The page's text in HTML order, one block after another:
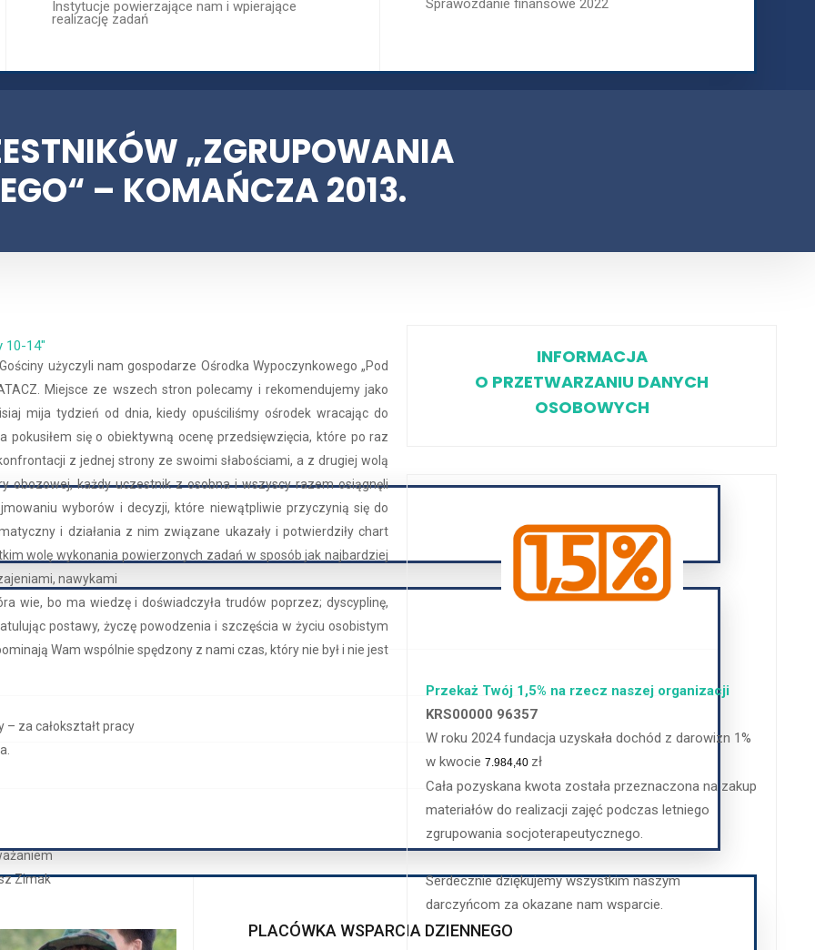
Instytucje powierzające nam i wpierające
realizację zadań
Sprawozdanie finansowe 2022
10-14"
Sprawozdanie z realizacji programu PWR 10-14 w roku 2025
PLACÓWKA WSPARCIA DZIENNEGO
PLACÓWKA WSPARCIA DZIENNEGO
Filmowe zajęcia psychoedukacyjne
Wycieczki do parku wodnego warszawianka
Warsztaty dla taty
Warsztaty ceramiczne
Warsztaty twórcze przed Świętami Wielkanocnymi
„ZGRUPOWANIA
– KOMAŃCZA 2013.
użyczyli nam gospodarze Ośrodka Wypoczynkowego „Pod
Miejsce ze wszech stron polecamy i rekomendujemy jako
mija tydzień od dnia, kiedy opuściliśmy ośrodek wracając do
się o obiektywną ocenę przedsięwzięcia, które po raz
z jednej strony ze swoimi słabościami, a z drugiej wolą
obozowej, każdy uczestnik z osobna i wszyscy razem osiągnęli
wyborów i decyzji, które niewątpliwie przyczynią się do
i działania z nim związane ukazały i potwierdziły chart
wolę wykonania powierzonych zadań w sposób jak najbardziej
nawykami
wie, bo ma wiedzę i doświadczyła trudów poprzez; dyscyplinę,
postawy, życzę powodzenia i szczęścia w życiu osobistym
Wam wspólnie spędzony z nami czas, który nie był i nie jest
za całokształt pracy
Zimak
INFORMACJA
O PRZETWARZANIU DANYCH
OSOBOWYCH
Przekaż Twój 1,5% na rzecz naszej organizacji
KRS00000 96357
W roku 2024 fundacja uzyskała dochód z darowizn 1%
w kwocie7.984,40 zł
Cała pozyskana kwota została przeznaczona na zakup
materiałów do realizacji zajęć podczas letniego
zgrupowania socjoterapeutycznego.
Serdecznie dziękujemy wszystkim naszym
darczyńcom za okazane nam wsparcie.